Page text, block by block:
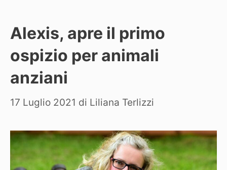
Alexis, apre il primo
ospizio per animali
anziani
17 Luglio 2021 di Liliana Terlizzi